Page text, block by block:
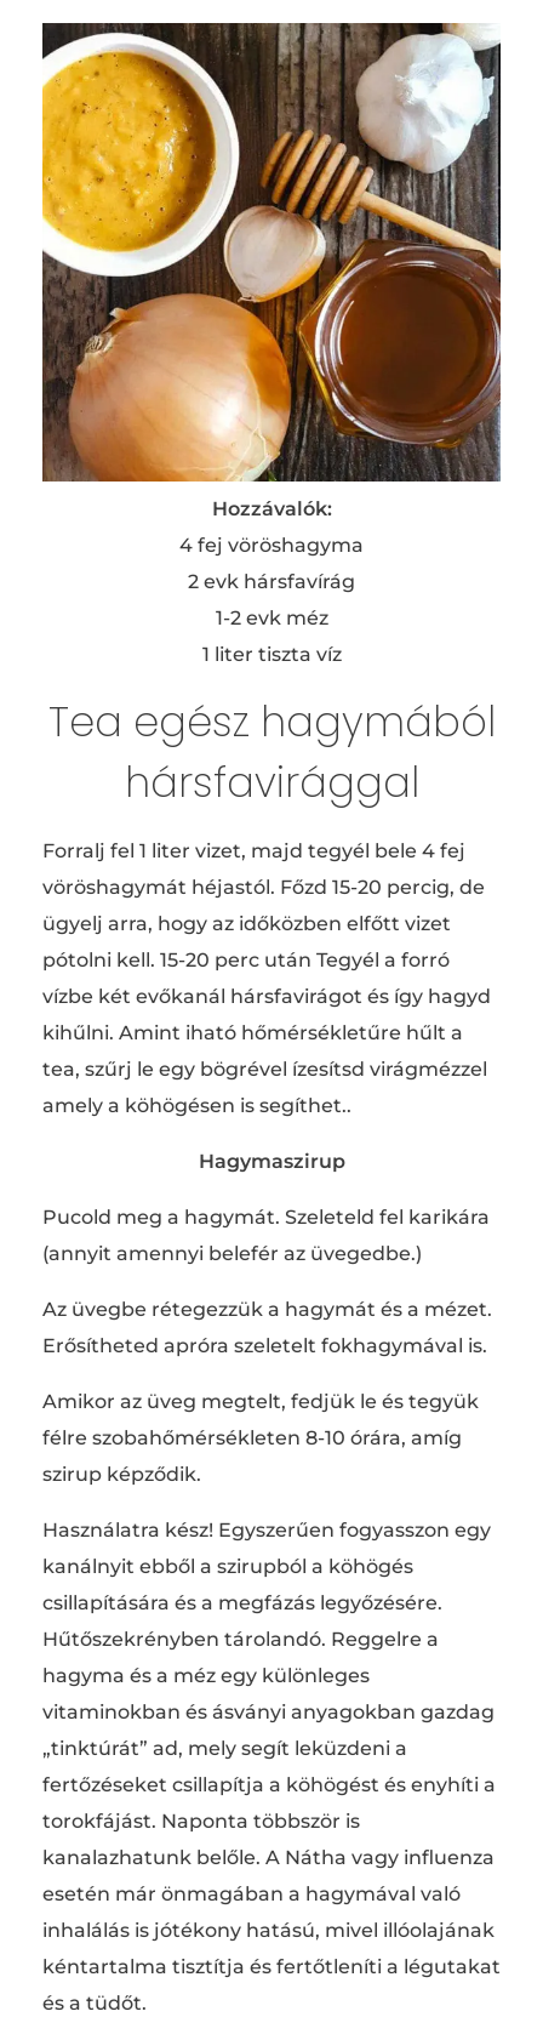
Hozzávalók:
4 fej vöröshagyma
2 evk hársfavírág
1-2 evk méz
1 liter tiszta víz
Tea egész hagymából
hársfavirággal
Forralj fel 1 liter vizet, majd tegyél bele 4 fej
vöröshagymát héjastól. Főzd 15-20 percig, de
ügyelj arra, hogy az időközben elfőtt vizet
pótolni kell. 15-20 perc után Tegyél a forró
vízbe két evőkanál hársfavirágot és így hagyd
kihűlni. Amint iható hőmérsékletűre hűlt a
tea, szűrj le egy bögrével ízesítsd virágmézzel
amely a köhögésen is segíthet..
Hagymaszirup
Pucold meg a hagymát. Szeleteld fel karikára
(annyit amennyi belefér az üvegedbe.)
Az üvegbe rétegezzük a hagymát és a mézet.
Erősítheted apróra szeletelt fokhagymával is.
Amikor az üveg megtelt, fedjük le és tegyük
félre szobahőmérsékleten 8-10 órára, amíg
szirup képződik.
Használatra kész! Egyszerűen fogyasszon egy
kanálnyit ebből a szirupból a köhögés
csillapítására és a megfázás legyőzésére.
Hűtőszekrényben tárolandó. Reggelre a
hagyma és a méz egy különleges
vitaminokban és ásványi anyagokban gazdag
„tinktúrát” ad, mely segít leküzdeni a
fertőzéseket csillapítja a köhögést és enyhíti a
torokfájást. Naponta többször is
kanalazhatunk belőle. A Nátha vagy influenza
esetén már önmagában a hagymával való
inhalálás is jótékony hatású, mivel illóolajának
kéntartalma tisztítja és fertőtleníti a légutakat
és a tüdőt.